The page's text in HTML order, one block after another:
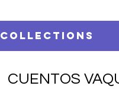
Collections
CUENTOS